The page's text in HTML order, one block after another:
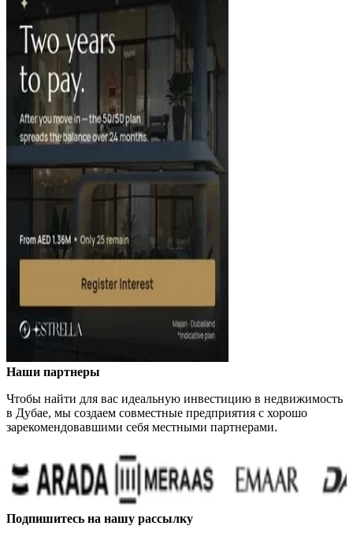
Наши партнеры
Чтобы найти для вас идеальную инвестицию в недвижимость
в Дубае, мы создаем совместные предприятия с хорошо
зарекомендовавшими себя местными партнерами.
Подпишитесь на нашу рассылку